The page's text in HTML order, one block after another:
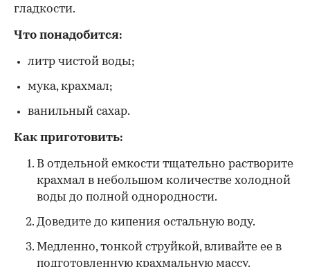
гладкости.
Что понадобится:
литр чистой воды;
мука, крахмал;
ванильный сахар.
Как приготовить:
В отдельной емкости тщательно растворите
крахмал в небольшом количестве холодной
воды до полной однородности.
Доведите до кипения остальную воду.
Медленно, тонкой струйкой, вливайте ее в
подготовленную крахмальную массу.